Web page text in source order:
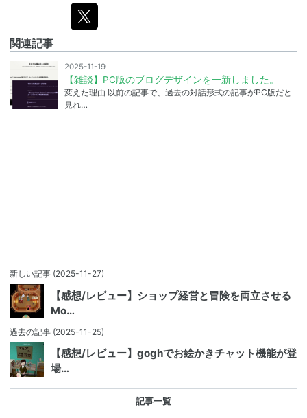
関連記事
2025-11-19
【雑談】PC版のブログデザインを一新しました。
変えた理由 以前の記事で、過去の対話形式の記事がPC版だと
見れ…
新しい記事 (2025-11-27)
【感想/レビュー】ショップ経営と冒険を両立させる
Mo…
過去の記事 (2025-11-25)
【感想/レビュー】goghでお絵かきチャット機能が登
場…
記事一覧